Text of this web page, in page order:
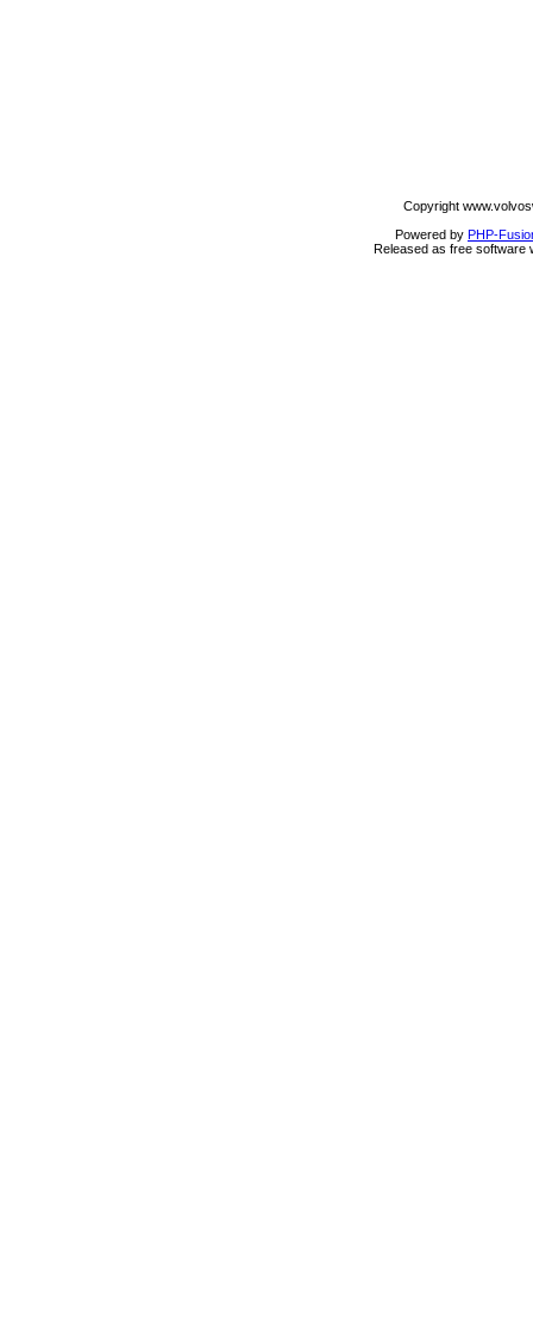
Copyright
Powered by PHP-
Released as free software